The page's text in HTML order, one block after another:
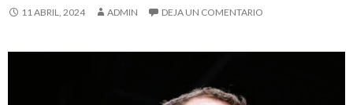
11 ABRIL, 2024 ADMIN DEJA UN COMENTARIO